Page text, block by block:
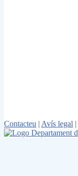
Contacteu | Avís legal |